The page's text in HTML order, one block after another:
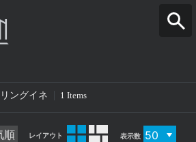
リングイネ 1 Items
順 レイアウト 表示数